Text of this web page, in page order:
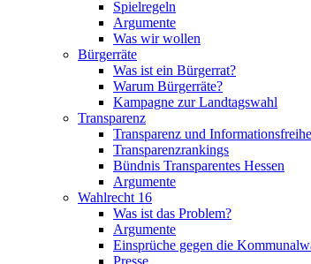
Spielregeln
Argumente
Was wir wollen
Bürgerräte
Was ist ein Bürgerrat?
Warum Bürgerräte?
Kampagne zur Landtagswahl
Transparenz
Transparenz und
Transparenzrankings
Bündnis Transparentes Hessen
Argumente
Wahlrecht 16
Was ist das Problem?
Argumente
Einsprüche gegen die
Presse